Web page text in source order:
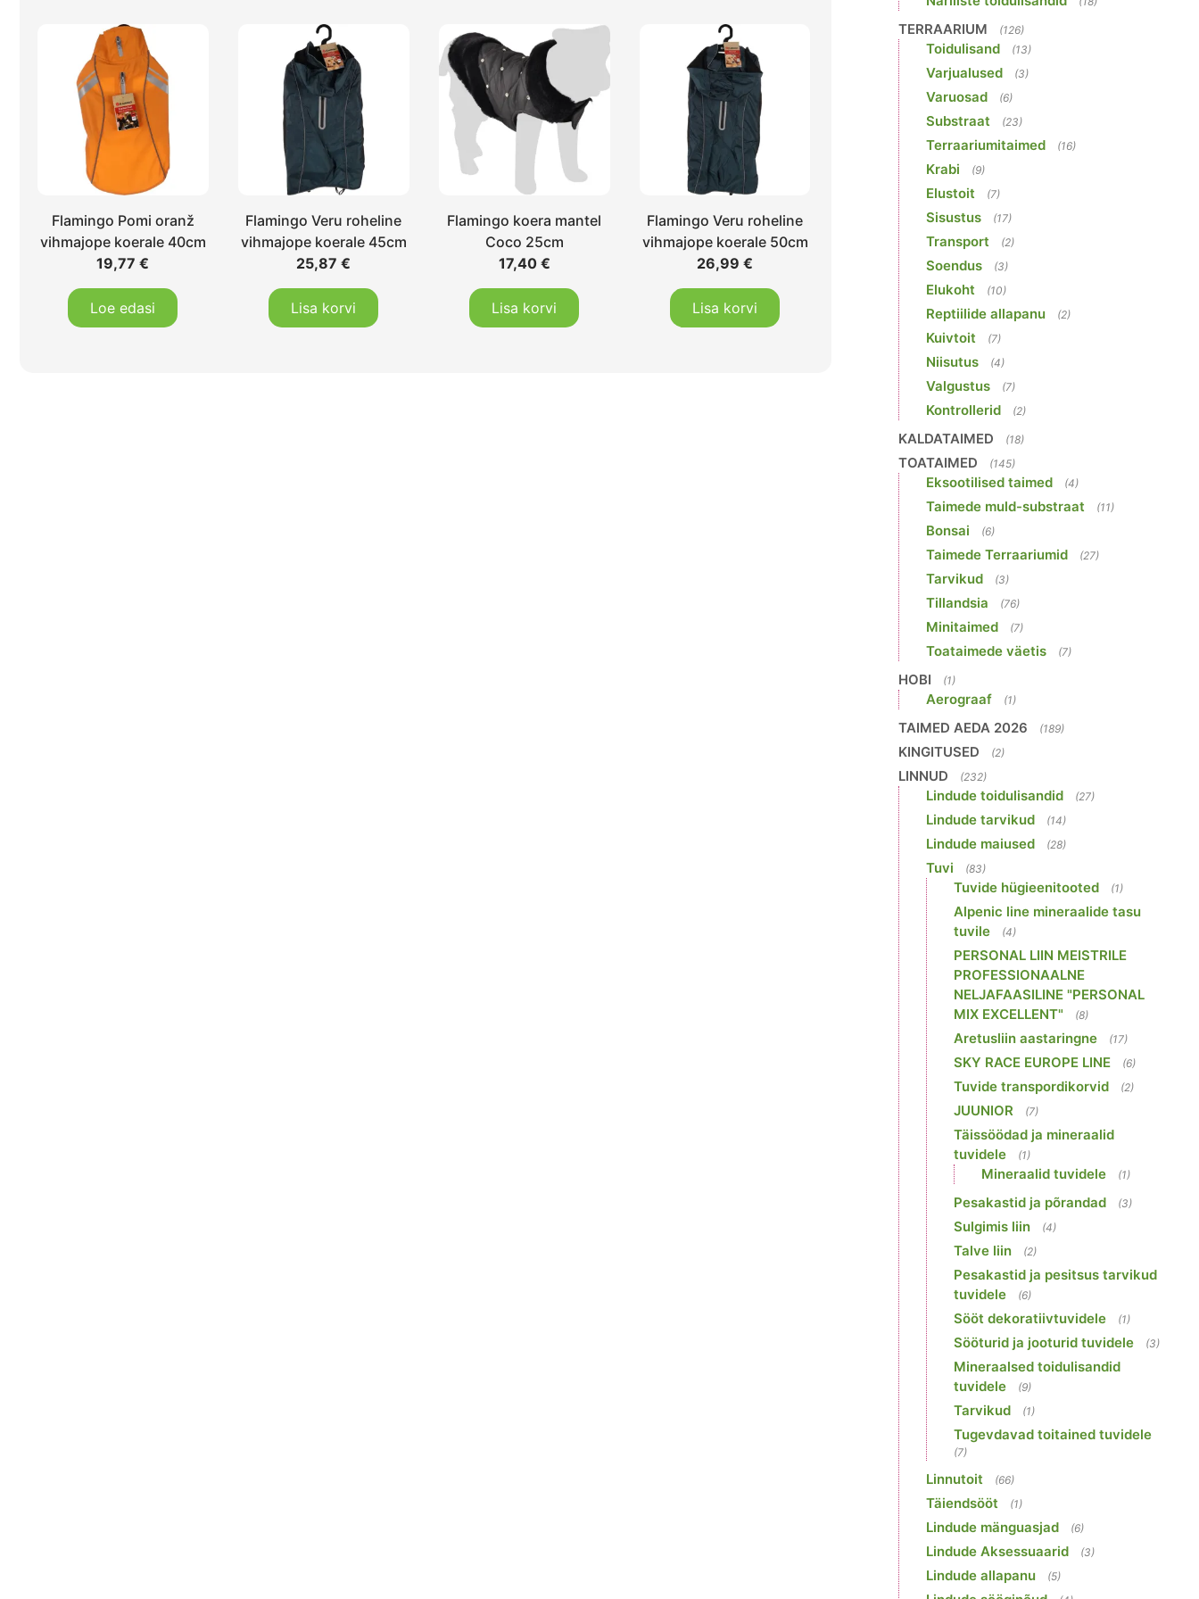
Flamingo Pomi oranž
vihmajope koerale 40cm
19,77€
Loe edasi
Flamingo Veru roheline
vihmajope koerale 45cm
25,87€
Lisa korvi
Flamingo koera mantel
Coco 25cm
17,40 €
Lisa korvi
Flamingo Veru roheline
vihmajope koerale 50cm
26,99€
Lisa korvi
TERRAARIUM (126)
Toidulisand (13)
Varjualused (3)
Varuosad (6)
Substraat (23)
Terraariumitaimed (16)
Krabi (9)
Elustoit (7)
Sisustus (17)
Transport (2)
Soendus (3)
Elukoht (10)
Reptiilide allapanu (2)
Kuivtoit (7)
Niisutus (4)
Valgustus (7)
Kontrollerid (2)
KALDATAIMED (18)
TOATAIMED (145)
Eksootilised taimed (4)
Taimede muld-substraat (11)
Bonsai (6)
Taimede Terraariumid (27)
Tarvikud (3)
Tillandsia (76)
Minitaimed (7)
Toataimede väetis (7)
HOBI (1)
Aerograaf (1)
TAIMED AEDA 2026 (189)
KINGITUSED (2)
LINNUD (232)
Lindude toidulisandid (27)
Lindude tarvikud (14)
Lindude maiused (28)
Tuvi (83)
Tuvide hügieenitooted (1)
Alpenic line mineraalide tasu
tuvile
(4)
PERSONAL LIIN MEISTRILE
PROFESSIONAALNE
NELJAFAASILINE "PERSONAL
MIX EXCELLENT"
(8)
Aretusliin aastaringne (17)
SKY RACE EUROPE LINE (6)
Tuvide transpordikorvid (2)
JUUNIOR (7)
Täissöödad ja mineraalid
tuvidele
(1)
Mineraalid tuvidele (1)
Pesakastid ja põrandad (3)
Sulgimis liin (4)
Talve liin (2)
Pesakastid ja pesitsus tarvikud
tuvidele
(6)
Sööt dekoratiivtuvidele (1)
Sööturid ja jooturid tuvidele (3)
Mineraalsed toidulisandid
tuvidele
(9)
Tarvikud (1)
Tugevdavad toitained tuvidele
(7)
Linnutoit (66)
Täiendsööt (1)
Lindude mänguasjad (6)
Lindude Aksessuaarid (3)
Lindude allapanu (5)